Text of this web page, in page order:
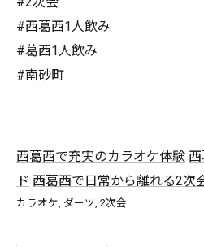
#西葛西1人飲み
#葛西1人飲み
#南砂町
西葛西で充実のカラオケ体験
ド 西葛西で日常から離れる2次
カラオケ ダーツ 2次会